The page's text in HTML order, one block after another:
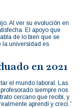
Al ver su evolución en
El apoyo que
de lo bien que se
la universidad es
en 2021
el mundo laboral. Las
siempre nos
cercano que recibí, y
aprendí y crecí.”